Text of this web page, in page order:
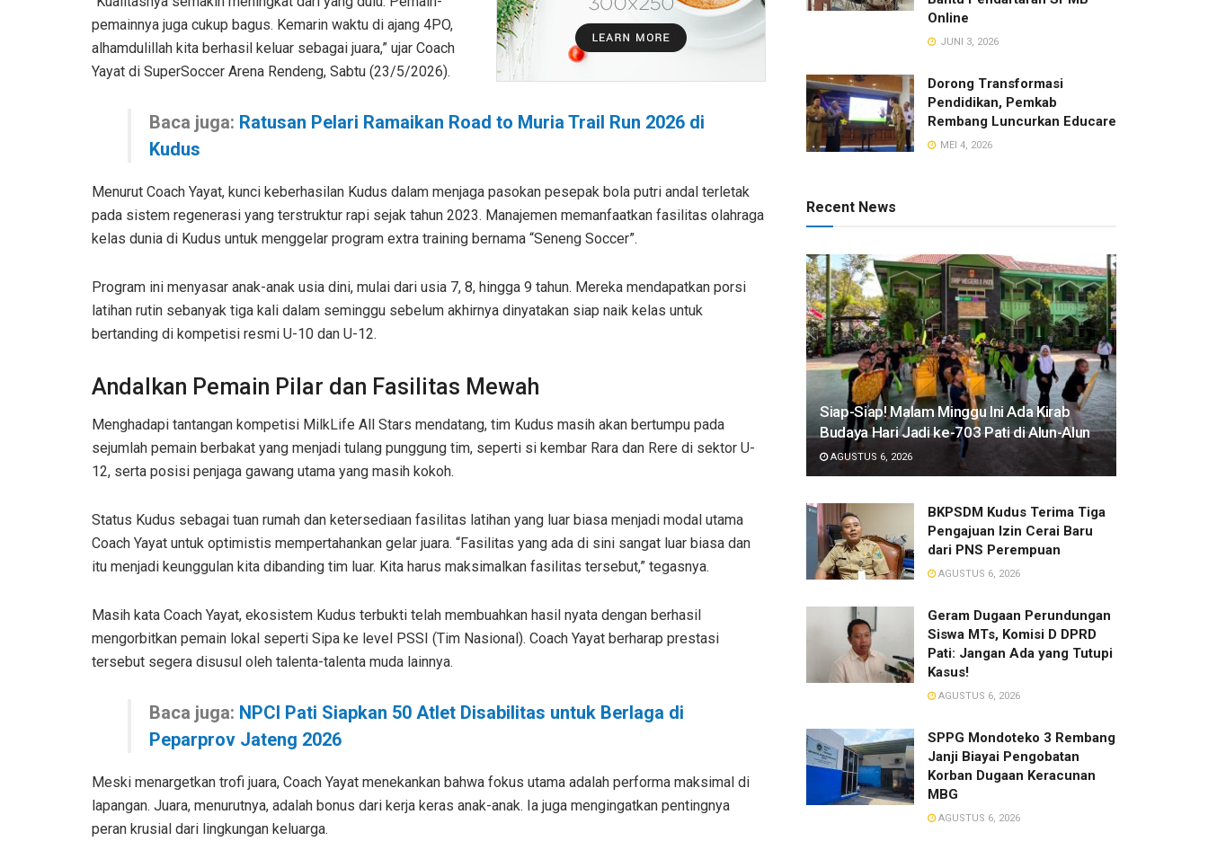
pemainnya juga cukup bagus. Kemarin waktu di ajang 4PO,
alhamdulillah kita berhasil keluar sebagai juara,” ujar Coach
Yayat di SuperSoccer Arena Rendeng, Sabtu (23/5/2026).
Baca juga: Ratusan Pelari Ramaikan Road to Muria Trail Run 2026 di
Kudus
Menurut Coach Yayat, kunci keberhasilan Kudus dalam menjaga pasokan pesepak bola putri andal terletak
pada sistem regenerasi yang terstruktur rapi sejak tahun 2023. Manajemen memanfaatkan fasilitas olahraga
kelas dunia di Kudus untuk menggelar program extra training bernama “Seneng Soccer”.
Program ini menyasar anak-anak usia dini, mulai dari usia 7, 8, hingga 9 tahun. Mereka mendapatkan porsi
latihan rutin sebanyak tiga kali dalam seminggu sebelum akhirnya dinyatakan siap naik kelas untuk
bertanding di kompetisi resmi U-10 dan U-12.
Andalkan Pemain Pilar dan Fasilitas Mewah
Menghadapi tantangan kompetisi MilkLife All Stars mendatang, tim Kudus masih akan bertumpu pada
sejumlah pemain berbakat yang menjadi tulang punggung tim, seperti si kembar Rara dan Rere di sektor U-
12, serta posisi penjaga gawang utama yang masih kokoh.
Status Kudus sebagai tuan rumah dan ketersediaan fasilitas latihan yang luar biasa menjadi modal utama
Coach Yayat untuk optimistis mempertahankan gelar juara. “Fasilitas yang ada di sini sangat luar biasa dan
itu menjadi keunggulan kita dibanding tim luar. Kita harus maksimalkan fasilitas tersebut,” tegasnya.
Masih kata Coach Yayat, ekosistem Kudus terbukti telah membuahkan hasil nyata dengan berhasil
mengorbitkan pemain lokal seperti Sipa ke level PSSI (Tim Nasional). Coach Yayat berharap prestasi
tersebut segera disusul oleh talenta-talenta muda lainnya.
Baca juga: NPCI Pati Siapkan 50 Atlet Disabilitas untuk Berlaga di
Peparprov Jateng 2026
Meski menargetkan trofi juara, Coach Yayat menekankan bahwa fokus utama adalah performa maksimal di
lapangan. Juara, menurutnya, adalah bonus dari kerja keras anak-anak. Ia juga mengingatkan pentingnya
peran krusial dari lingkungan keluarga.
Online
JUNI 3, 2026
Dorong Transformasi
Pendidikan, Pemkab
Rembang Luncurkan Educare
MEI 4, 2026
Recent News
Siap-Siap! Malam Minggu Ini Ada Kirab
Budaya Hari Jadi ke-703 Pati di Alun-Alun
AGUSTUS 6, 2026
BKPSDM Kudus Terima Tiga
Pengajuan Izin Cerai Baru
dari PNS Perempuan
AGUSTUS 6, 2026
Geram Dugaan Perundungan
Siswa MTs, Komisi D DPRD
Pati: Jangan Ada yang Tutupi
Kasus!
AGUSTUS 6, 2026
SPPG Mondoteko 3 Rembang
Janji Biayai Pengobatan
Korban Dugaan Keracunan
MBG
AGUSTUS 6, 2026